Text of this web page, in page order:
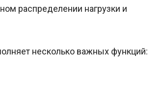
распределении нагрузки и
несколько важных функций: